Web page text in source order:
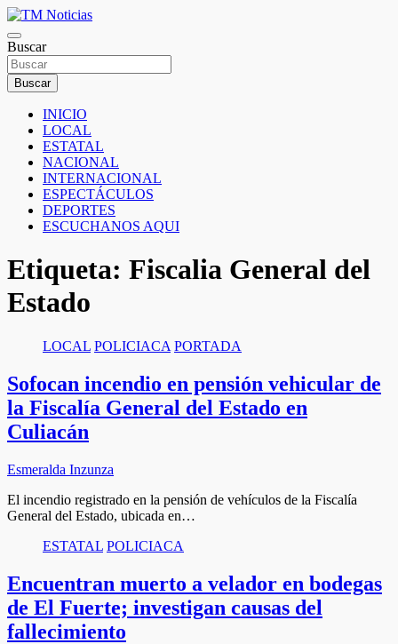
Saltar
al
contenido
TM Noticias
TM Noticias
Buscar
Buscar
INICIO
LOCAL
ESTATAL
NACIONAL
INTERNACIONAL
ESPECTÁCULOS
DEPORTES
ESCUCHANOS AQUI
Etiqueta: Fiscalia General del
Estado
LOCAL POLICIACA PORTADA
Sofocan incendio en pensión vehicular de
la Fiscalía General del Estado en
Culiacán
Esmeralda Inzunza
El incendio registrado en la pensión de vehículos de la Fiscalía
General del Estado, ubicada en…
ESTATAL POLICIACA
Encuentran muerto a velador en bodegas
de El Fuerte; investigan causas del
fallecimiento